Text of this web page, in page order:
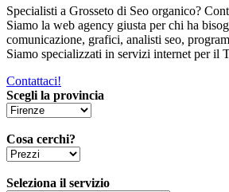
Specialisti a Grosseto di Seo organico?
Siamo la web agency giusta per chi ha
comunicazione, grafici, analisti seo,
Siamo specializzati in servizi internet per il
Contattaci!
Scegli la provincia
Cosa cerchi?
Seleziona il servizio